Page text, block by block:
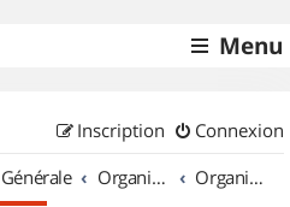
Menu
Connexion
Inscription
Générale Organisation de sorties & Recherche de partenaires Organisation de sorties en région Picardie